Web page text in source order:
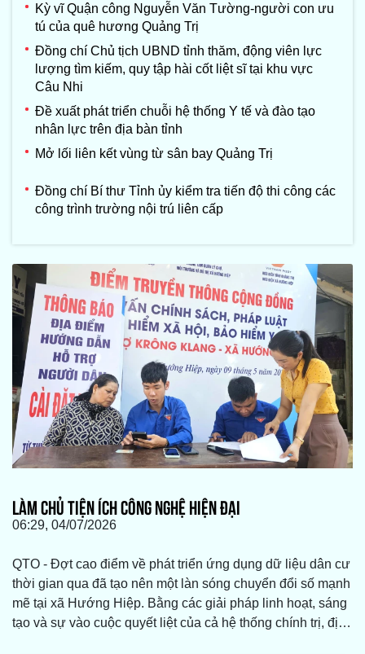
Kỳ vĩ Quận công Nguyễn Văn Tường-người con ưu
tú của quê hương Quảng Trị
Đồng chí Chủ tịch UBND tỉnh thăm, động viên lực
lượng tìm kiếm, quy tập hài cốt liệt sĩ tại khu vực
Câu Nhi
Đề xuất phát triển chuỗi hệ thống Y tế và đào tạo
nhân lực trên địa bàn tỉnh
Mở lối liên kết vùng từ sân bay Quảng Trị
Đồng chí Bí thư Tỉnh ủy kiểm tra tiến độ thi công các
công trình trường nội trú liên cấp
LÀM CHỦ TIỆN ÍCH CÔNG NGHỆ HIỆN ĐẠI
06:29, 04/07/2026
QTO - Đợt cao điểm về phát triển ứng dụng dữ liệu dân cư
thời gian qua đã tạo nên một làn sóng chuyển đổi số mạnh
mẽ tại xã Hướng Hiệp. Bằng các giải pháp linh hoạt, sáng
tạo và sự vào cuộc quyết liệt của cả hệ thống chính trị, địa